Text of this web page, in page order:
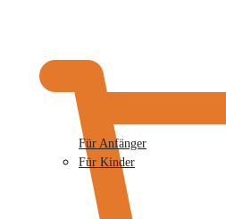
Für Anfänger
Für Kinder